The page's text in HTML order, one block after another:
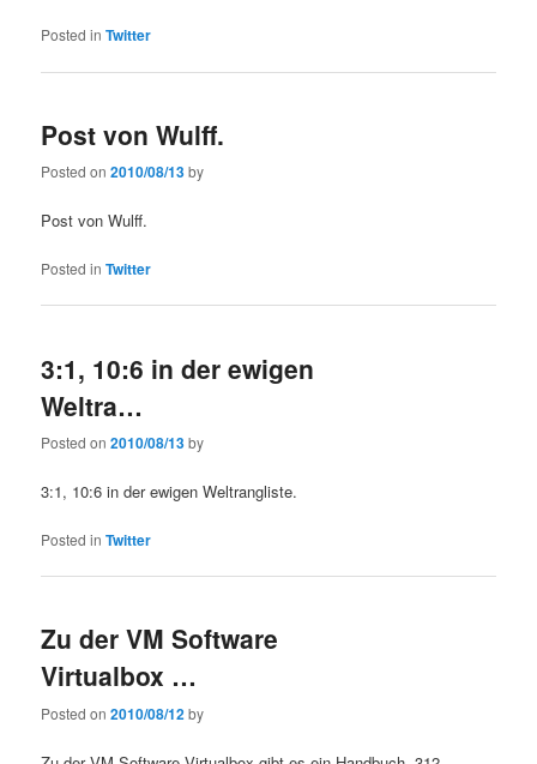
Posted in Twitter
Post von Wulff.
Posted on2010/08/13by
Post von Wulff.
Posted in Twitter
3:1, 10:6 in der ewigen
Weltra…
Posted on2010/08/13by
3:1, 10:6 in der ewigen Weltrangliste.
Posted in Twitter
Zu der VM Software
Virtualbox …
Posted on2010/08/12by